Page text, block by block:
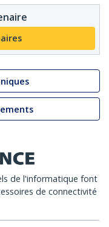
de l'informatique font
de connectivité